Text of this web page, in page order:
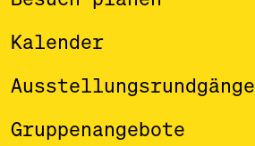
Kalender
Ausstellungsrundgänge
Gruppenangebote